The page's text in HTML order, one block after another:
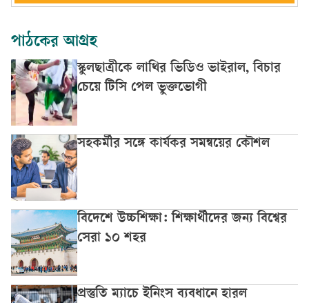
পাঠকের আগ্রহ
স্কুলছাত্রীকে লাথির ভিডিও ভাইরাল, বিচার
চেয়ে টিসি পেল ভুক্তভোগী
সহকর্মীর সঙ্গে কার্যকর সমন্বয়ের কৌশল
বিদেশে উচ্চশিক্ষা: শিক্ষার্থীদের জন্য বিশ্বের
সেরা ১০ শহর
প্রস্তুতি ম্যাচে ইনিংস ব্যবধানে হারল